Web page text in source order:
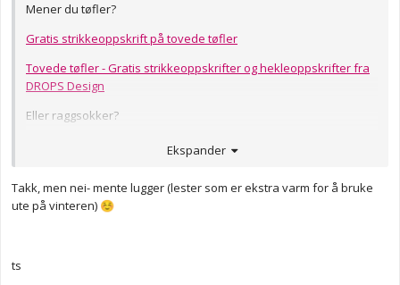
Mener du tøfler?
Gratis strikkeoppskrift på tovede tøfler
Tovede tøfler - Gratis strikkeoppskrifter og hekleoppskrifter fra
DROPS Design
Eller raggsokker?
Hvordan strikke lester - Tysfjord ASVO
Ekspander
Takk, men nei- mente lugger (lester som er ekstra varm for å bruke
ute på vinteren) ☺️
ts